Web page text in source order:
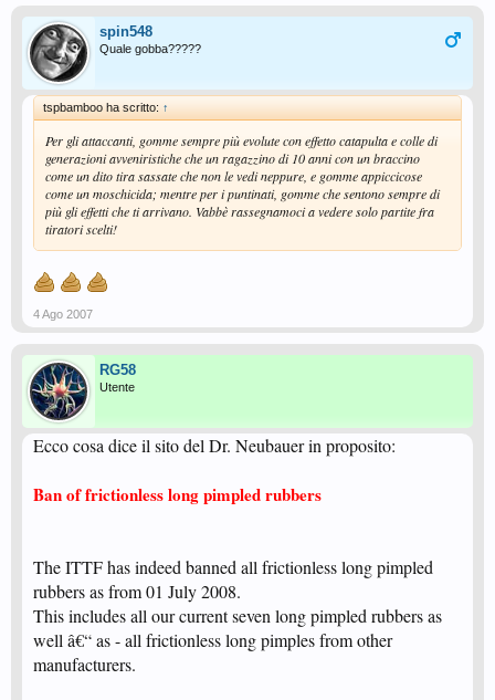
spin548
Quale gobba?????
tspbamboo ha scritto: ↑
Per gli attaccanti, gomme sempre più evolute con effetto catapulta e colle di
generazioni avveniristiche che un ragazzino di 10 anni con un braccino
come un dito tira sassate che non le vedi neppure, e gomme appiccicose
come un moschicida; mentre per i puntinati, gomme che sentono sempre di
più gli effetti che ti arrivano. Vabbè rassegnamoci a vedere solo partite fra
tiratori scelti!
4 Ago 2007
RG58
Utente
Ecco cosa dice il sito del Dr. Neubauer in proposito:
Ban of frictionless long pimpled rubbers
The ITTF has indeed banned all frictionless long pimpled
rubbers as from 01 July 2008.
This includes all our current seven long pimpled rubbers as
well â€“ as - all frictionless long pimples from other
manufacturers.